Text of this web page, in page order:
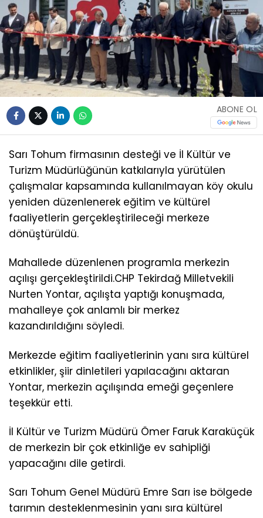
ABONE OL
Sarı Tohum firmasının desteği ve İl Kültür ve
Turizm Müdürlüğünün katkılarıyla yürütülen
çalışmalar kapsamında kullanılmayan köy okulu
yeniden düzenlenerek eğitim ve kültürel
faaliyetlerin gerçekleştirileceği merkeze
dönüştürüldü.
Mahallede düzenlenen programla merkezin
açılışı gerçekleştirildi.CHP Tekirdağ Milletvekili
Nurten Yontar, açılışta yaptığı konuşmada,
mahalleye çok anlamlı bir merkez
kazandırıldığını söyledi.
Merkezde eğitim faaliyetlerinin yanı sıra kültürel
etkinlikler, şiir dinletileri yapılacağını aktaran
Yontar, merkezin açılışında emeği geçenlere
teşekkür etti.
İl Kültür ve Turizm Müdürü Ömer Faruk Karaküçük
de merkezin bir çok etkinliğe ev sahipliği
yapacağını dile getirdi.
Sarı Tohum Genel Müdürü Emre Sarı ise bölgede
tarımın desteklenmesinin yanı sıra kültürel